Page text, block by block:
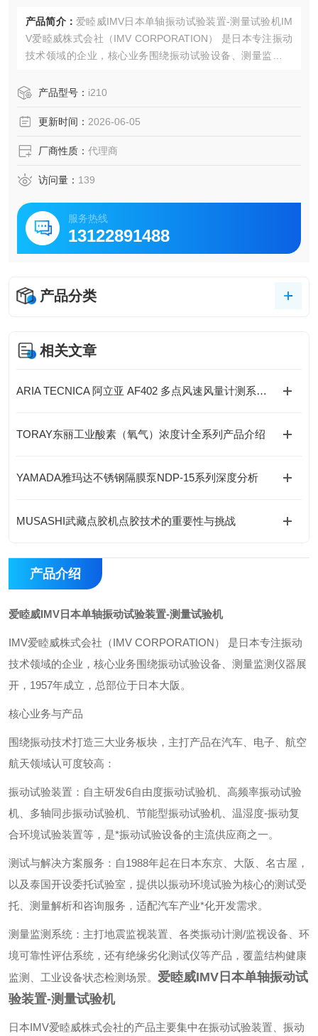
产品简介： 爱睦威IMV日本单轴振动试验装置-测量试验机IM
V爱睦威株式会社（IMV CORPORATION）‌ 是日本专注振动
技术领域的企业，核心业务围绕振动试验设备、测量监测仪
主打地震监视装置、各类振动计测/监视设备、环境可靠性评
工业设备状态检测场景。
产品型号： i210
更新时间： 2026-06-05
厂商性质： 代理商
访问量： 139
服务热线
13122891488
产品分类
相关文章
ARIA TECNICA 阿立亚 AF402 多点风速风量计测系统--适用行业 & 应用场景
TORAY东丽工业酸素（氧气）浓度计全系列产品介绍
YAMADA雅玛达不锈钢隔膜泵NDP-15系列深度分析
MUSASHI武藏点胶机点胶技术的重要性与挑战
产品介绍
爱睦威IMV日本单轴振动试验装置-测量试验机
‌IMV爱睦威株式会社（IMV CORPORATION）‌ 是日本专注振动
技术领域的企业，核心业务围绕振动试验设备、测量监测仪器展
开，1957年成立，总部位于日本大阪。
核心业务与产品
围绕振动技术打造三大业务板块，主打产品在汽车、电子、航空
航天领域认可度较高：
‌振动试验装置‌：自主研发6自由度振动试验机、高频率振动试验
机、多轴同步振动试验机、节能型振动试验机、温湿度-振动复
合环境试验装置等，是*振动试验设备的主流供应商之一。
‌测试与解决方案服务‌：自1988年起在日本东京、大阪、名古屋，
以及泰国开设委托试验室，提供以振动环境试验为核心的测试受
托、测量解析和咨询服务，适配汽车产业*化开发需求。
‌测量监测系统‌：主打地震监视装置、各类振动计测/监视设备、环
境可靠性评估系统，还有绝缘劣化测试仪等产品，覆盖结构健康
监测、工业设备状态检测场景。 爱睦威IMV日本单轴振动试
验装置-测量试验机
‌日本IMV爱睦威株式会社的产品主要集中在振动试验装置、振动